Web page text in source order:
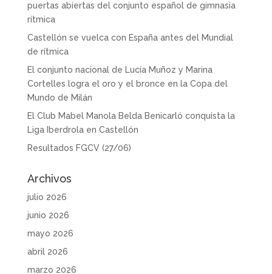
puertas abiertas del conjunto español de gimnasia
rítmica
Castellón se vuelca con España antes del Mundial
de rítmica
El conjunto nacional de Lucía Muñoz y Marina
Cortelles logra el oro y el bronce en la Copa del
Mundo de Milán
El Club Mabel Manola Belda Benicarló conquista la
Liga Iberdrola en Castellón
Resultados FGCV (27/06)
Archivos
julio 2026
junio 2026
mayo 2026
abril 2026
marzo 2026